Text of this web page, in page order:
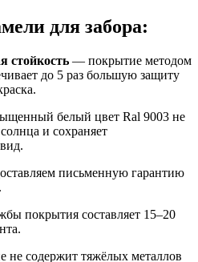
для забора:
стойкость — покрытие методом
до 5 раз большую защиту
белый цвет Ral 9003 не
и сохраняет
письменную гарантию
покрытия составляет 15–20
не содержит тяжёлых металлов